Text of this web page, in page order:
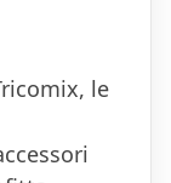
le